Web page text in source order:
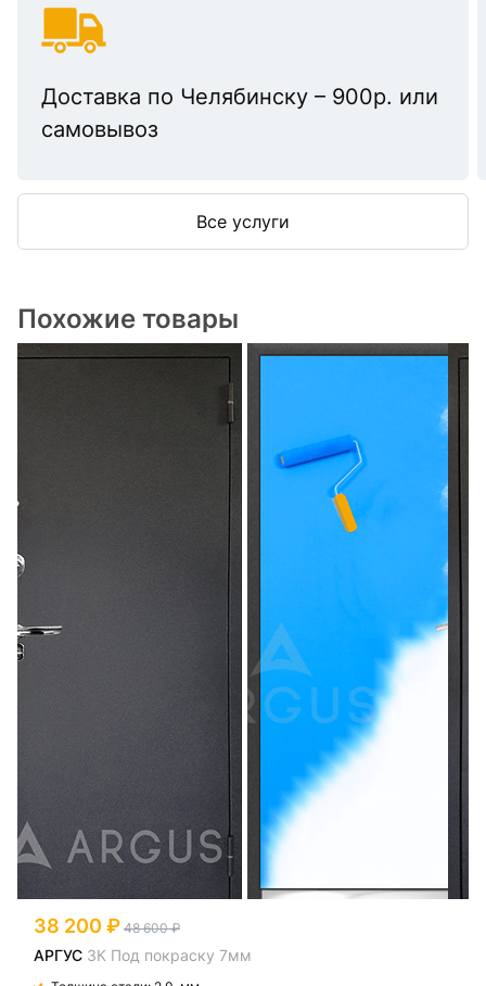
Доставка по Челябинску – 900р. или
самовывоз
Все услуги
Похожие товары
38 200 48 600
АРГУС 3К Под покраску 7мм